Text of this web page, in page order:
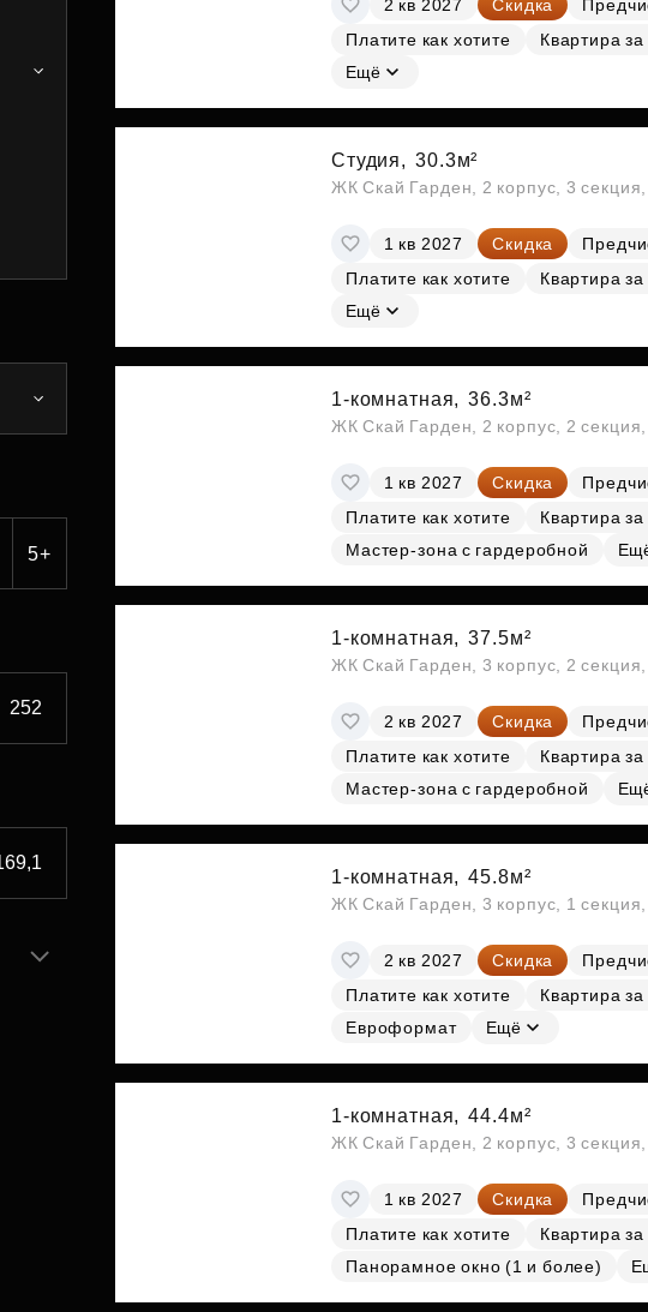
Субсидии
5+
2 кв 2027 Скидка
Платите как хотите
Квартира
Ещё
Студия, 30.3м²
ЖК Скай Гарден, 2 корпус, 3
1 кв 2027 Скидка
Платите как хотите
Квартира
Ещё
1-комнатная, 36.3м²
ЖК Скай Гарден, 2 корпус, 2
1 кв 2027 Скидка
Платите как хотите
Квартира
Мастер-зона с гардеробной
1-комнатная, 37.5м²
ЖК Скай Гарден, 3 корпус, 2
2 кв 2027 Скидка
Платите как хотите
Квартира
Мастер-зона с гардеробной
1-комнатная, 45.8м²
ЖК Скай Гарден, 3 корпус, 1
2 кв 2027 Скидка
Платите как хотите
Квартира
Евроформат
Ещё
1-комнатная, 44.4м²
ЖК Скай Гарден, 2 корпус, 3
1 кв 2027 Скидка
Платите как хотите
Квартира
Панорамное окно (1 и более)